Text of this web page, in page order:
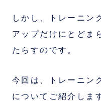
しかし、トレーニン
アップだけにとどま
たらすのです。
今回は、トレーニン
についてご紹介しま